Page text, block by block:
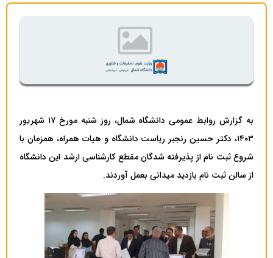
به گزارش روابط عمومی دانشگاه شمال، روز شنبه مورخ ۱۷ شهریور
۱۴۰۳، دکتر حسین رنجبر ریاست دانشگاه و هیات همراه، همزمان با
شروع ثبت نام از پذیرفته شدگان مقطع کارشناسی ارشد این دانشگاه
از سالن ثبت نام بازدید میدانی بعمل آوردند.